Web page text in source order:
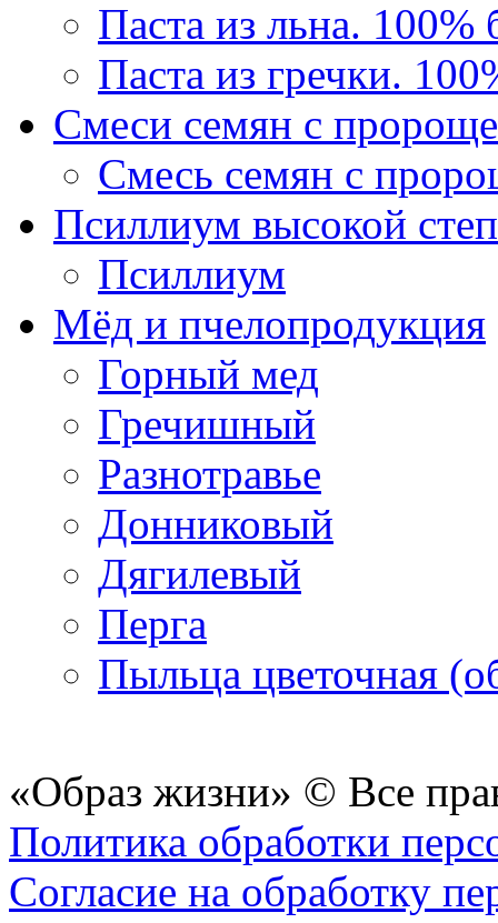
Паста из льна. 100%
Паста из гречки.
Смеси семян с
Смесь семян с
Псиллиум высокой
Псиллиум
Мёд и пчелопродукция
Горный мед
Гречишный
Разнотравье
Донниковый
Дягилевый
Перга
Пыльца цветочная
«Образ жизни» © Все
Политика обработки
Согласие на обработку